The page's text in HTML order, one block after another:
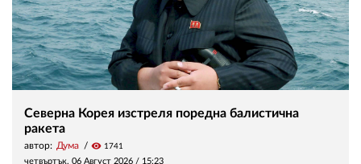
Северна Корея изстреля поредна балистична
ракета
автор: Дума visibility 1741
четвъртък, 06 Август 2026 / 15:23